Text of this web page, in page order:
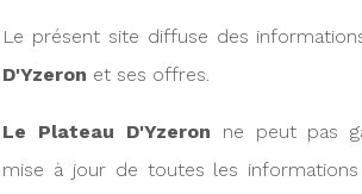
Le présent site diffuse des
D'Yzeron et ses offres.
Le Plateau D'Yzeron ne peut pas
mise à jour de toutes les